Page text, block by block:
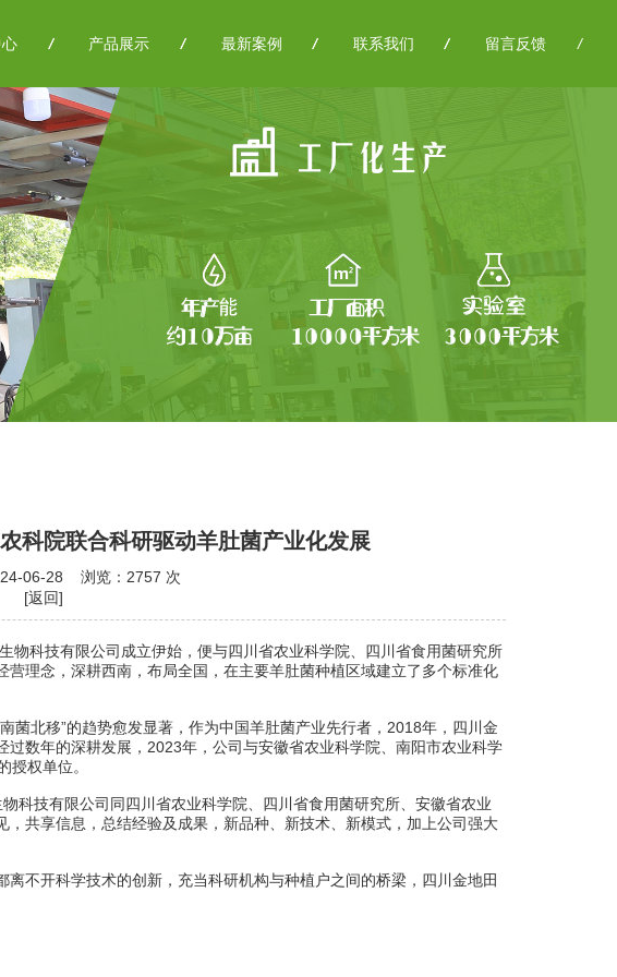
// //
产品展示 //
最新案例 //
联系我们 /
留言反馈
科院联合科研驱动羊肚菌产业化发展
06-28 浏览：2757 次
[返回]
物科技有限公司成立伊始，便与四川省农业科学院、四川省食用菌研究所
理念，深耕西南，布局全国，在主要羊肚菌种植区域建立了多个标准化
菌北移”的趋势愈发显著，作为中国羊肚菌产业先行者，2018年，四川金
数年的深耕发展，2023年，公司与安徽省农业科学院、南阳市农业科学
授权单位。
科技有限公司同四川省农业科学院、 四川省食用菌研究所、安徽省农业
共享信息，总结经验及成果，新品种、新技术、新模式，加上公司强大
不开科学技术的创新，充当科研机构与种植户之间的桥梁，四川金地田